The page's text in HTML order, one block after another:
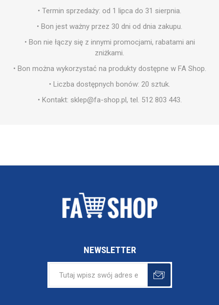
• Termin sprzedaży: od 1 lipca do 31 sierpnia.
• Bon jest ważny przez 30 dni od dnia zakupu.
• Bon nie łączy się z innymi promocjami, rabatami ani
zniżkami.
• Bon można wykorzystać na produkty dostępne w FA Shop.
• Liczba dostępnych bonów: 20 sztuk.
• Kontakt: sklep@fa-shop.pl, tel. 512 803 443.
NEWSLETTER